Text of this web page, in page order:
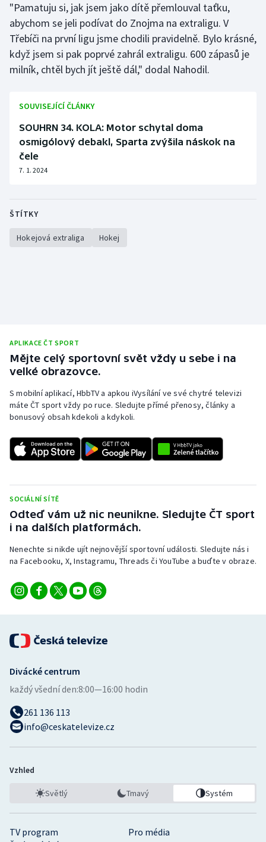
Sportovní střelba
Stolní tenis
Triatlon
Veslování
Vodní slalom
"Pamatuju si, jak jsem jako dítě přemlouval taťku,
abychom se jeli podívat do Znojma na extraligu. V
Třebíči na první ligu jsme chodili pravidelně. Bylo krásné,
když jsem si pak poprvé zahrál extraligu. 600 zápasů je
milník, chtěl bych jít ještě dál," dodal Nahodil.
SOUVISEJÍCÍ ČLÁNKY
SOUHRN 34. KOLA: Motor schytal doma
osmigólový debakl, Sparta zvýšila náskok na
čele
7. 1. 2024
ŠTÍTKY
Hokejová extraliga Hokej
APLIKACE ČT SPORT
Mějte celý sportovní svět vždy u sebe i na
velké obrazovce.
S mobilní aplikací, HbbTV a apkou iVysílání ve své chytré televizi
máte ČT sport vždy po ruce. Sledujte přímé přenosy, články a
bonusový obsah kdekoli a kdykoli.
SOCIÁLNÍ SÍTĚ
Odteď vám už nic neunikne. Sledujte ČT sport
i na dalších platformách.
Nenechte si nikde ujít nejnovější sportovní události. Sledujte nás i
na Facebooku, X, Instagramu, Threads či YouTube a buďte v obraze.
TV program
Pro média
Divácké centrum
každý všední den:8:00—16:00 hodin
261 136 113
info@ceskatelevize.cz
Vzhled
Světlý Tmavý Systém